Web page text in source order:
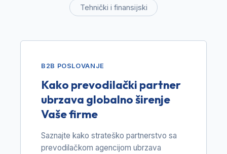
Tehnički i finansijski
B2B POSLOVANJE
Kako prevodilački partner
ubrzava globalno širenje
Vaše firme
Saznajte kako strateško partnerstvo sa
prevodilačkom agencijom ubrzava